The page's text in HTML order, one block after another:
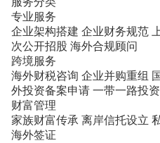
专业服务
企业架构搭建 企业财务规范
次公开招股 海外合规顾问
跨境服务
海外财税咨询 企业并购重组
外投资备案申请 一带一路投
财富管理
家族财富传承 离岸信托设立
海外签证